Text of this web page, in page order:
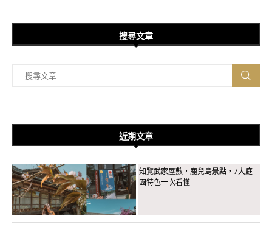
搜尋文章
近期文章
知覽武家屋敷，鹿兒島景點，7大庭
園特色一次看懂